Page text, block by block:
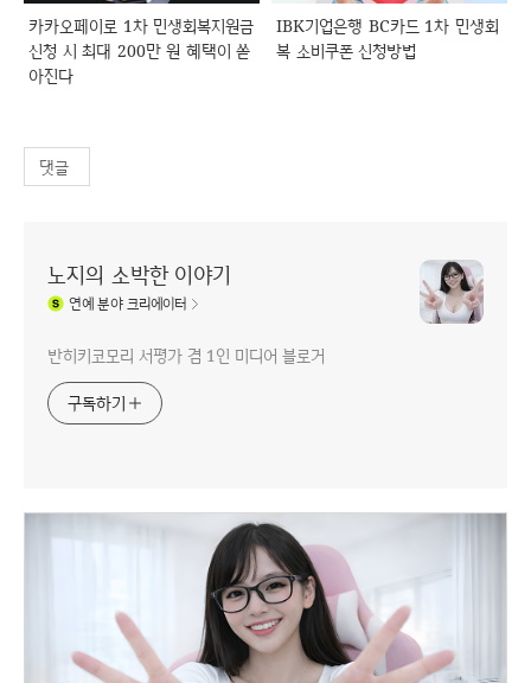
카카오페이로 1차 민생회복지원금
신청 시 최대 200만 원 혜택이 쏟
아진다
IBK기업은행 BC카드 1차 민생회
복 소비쿠폰 신청방법
댓글
노지의 소박한 이야기
연예분야 크리에이터
반히키코모리 서평가 겸 1인 미디어 블로거
구독하기